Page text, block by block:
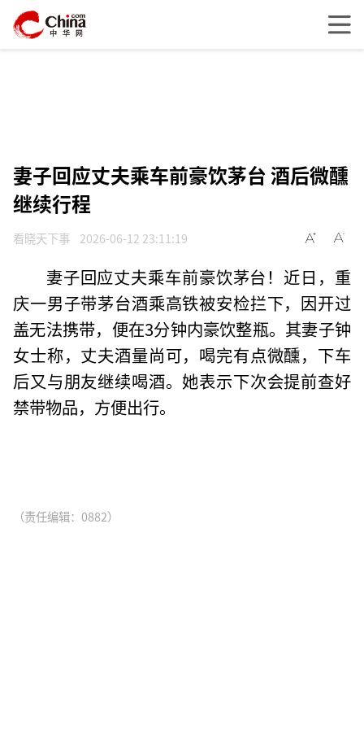
妻子回应丈夫乘车前豪饮茅台 酒后微醺
继续行程
看晓天下事 2026-06-12 23:11:19
妻子回应丈夫乘车前豪饮茅台！近日，重
庆一男子带茅台酒乘高铁被安检拦下，因开过
盖无法携带，便在3分钟内豪饮整瓶。其妻子钟
女士称，丈夫酒量尚可，喝完有点微醺，下车
后又与朋友继续喝酒。她表示下次会提前查好
禁带物品，方便出行。
（责任编辑：0882）